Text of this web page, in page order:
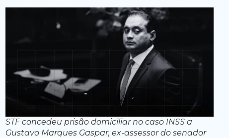
STF concedeu prisão domiciliar no caso INSS a
Gustavo Marques Gaspar, ex-assessor do senador